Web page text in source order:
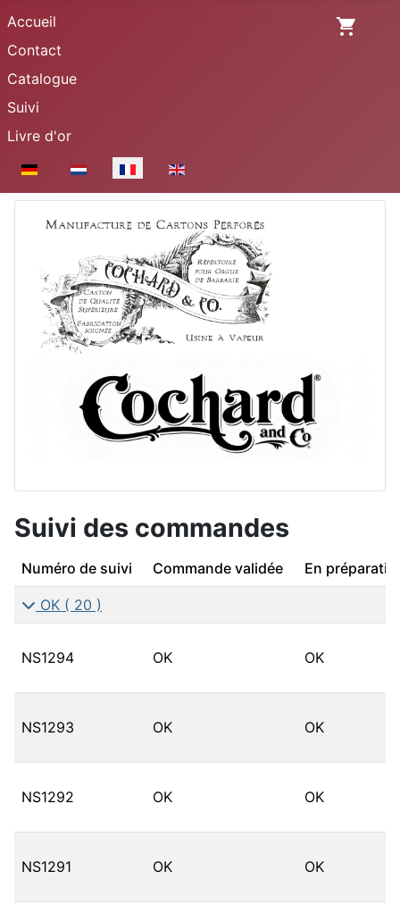
Accueil
Contact
Catalogue
Suivi
Livre d'or
Sélectionnez votre langue
Suivi des commandes
Numéro de suivi Commande validée En
OK ( 20 )
NS1294 OK OK
NS1293 OK OK
NS1292 OK OK
NS1291 OK OK